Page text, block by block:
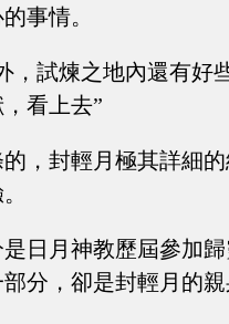
事情。
，試煉之地內還有好
看上去”
，封輕月極其詳細
日月神教歷屆參加
分，卻是封輕月的